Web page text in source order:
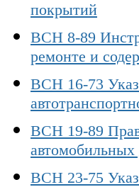
покрытий
ВСН 8-89
ремонте и
ВСН 16-73
ВСН 19-89
автомобильных
ВСН 23-75